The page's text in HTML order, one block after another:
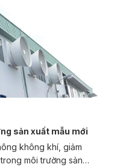
sản xuất mẫu mới
không khí, giảm
môi trường sản